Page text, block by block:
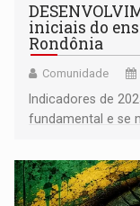
iniciais do
Rondônia
Comunidade
Indicadores de
fundamental e se